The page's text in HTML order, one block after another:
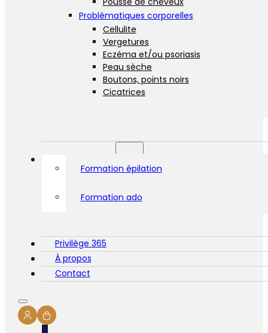
Problématiques corporelles
Cellulite
Vergetures
Eczéma et/ou psoriasis
Peau sèche
Boutons, points noirs
Cicatrices
Formation épilation
Formation ado
Privilège 365
À propos
Contact